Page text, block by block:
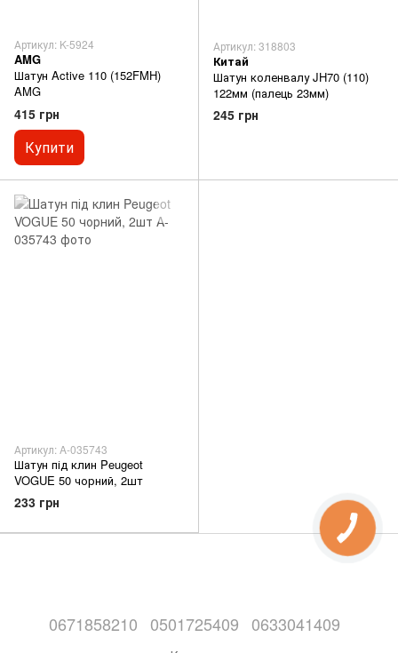
Артикул: K-5924
AMG
Шатун Active 110 (152FMH)
AMG
415 грн
Купити
Артикул: 318803
Китай
Шатун коленвалу JH70 (110)
122мм (палець 23мм)
245 грн
Артикул: A-035743
Шатун під клин Peugeot
VOGUE 50 чорний, 2шт
233 грн
0671858210 0501725409 0633041409